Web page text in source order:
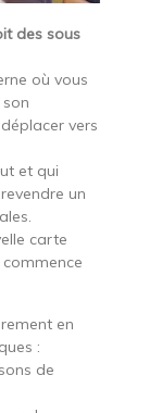
des sous
où vous
vers
et qui
un
carte
en
:
de